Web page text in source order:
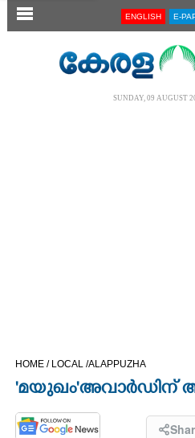
SECTIONS
OPINION
ENGLISH E-
SUNDAY, 09 AUGUST
HOME / LOCAL /ALAPPUZHA
'മയുഖം'അവാർഡിന്